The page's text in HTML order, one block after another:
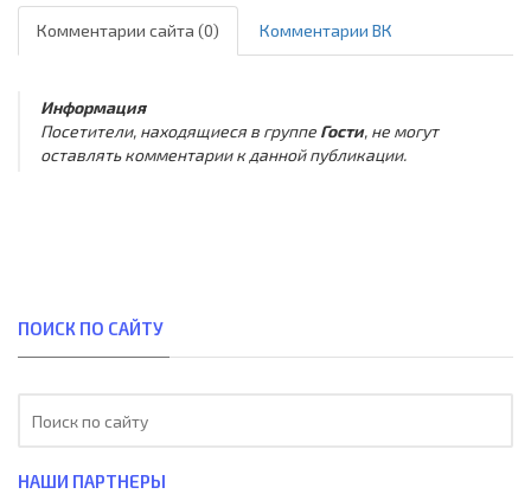
Комментарии сайта (0) Комментарии ВК
Информация
Посетители, находящиеся в группе Гости, не могут
оставлять комментарии к данной публикации.
ПОИСК ПО САЙТУ
НАШИ ПАРТНЕРЫ